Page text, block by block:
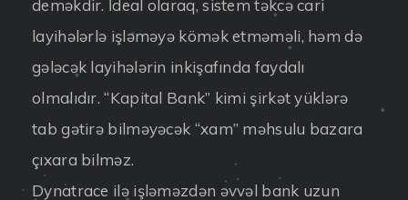
deməkdir. İdeal olaraq, sistem təkcə cari
layihələrlə işləməyə kömək etməməli, həm də
gələcək layihələrin inkişafında faydalı
olmalıdır. “Kapital Bank” kimi şirkət yüklərə
tab gətirə bilməyəcək “xam” məhsulu bazara
çıxara bilməz.
Dynatrace ilə işləməzdən əvvəl bank uzun